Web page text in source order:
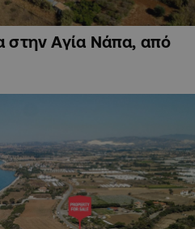
στην Αγία Νάπα, από